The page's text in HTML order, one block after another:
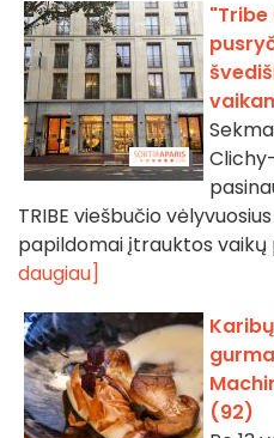
TRIBE viešbučio
papildomai įtrauktos vaikų
daugiau]
(92)